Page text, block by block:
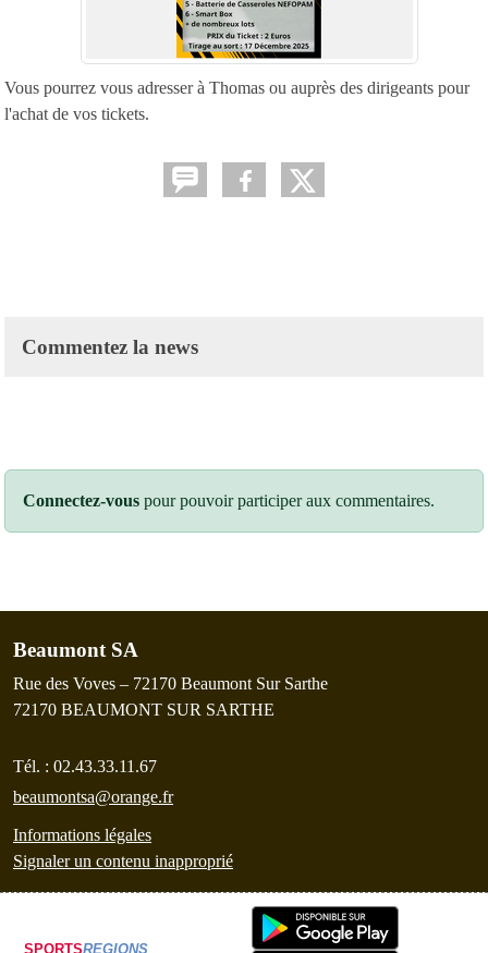
Vous pourrez vous adresser à Thomas ou auprès des dirigeants pour
l'achat de vos tickets.
Commentez la news
Connectez-vous pour pouvoir participer aux commentaires.
Beaumont SA
Rue des Voves – 72170 Beaumont Sur Sarthe
72170 BEAUMONT SUR SARTHE
Tél. : 02.43.33.11.67
beaumontsa@orange.fr
Informations légales
Signaler un contenu inapproprié
SPORTSREGIONS